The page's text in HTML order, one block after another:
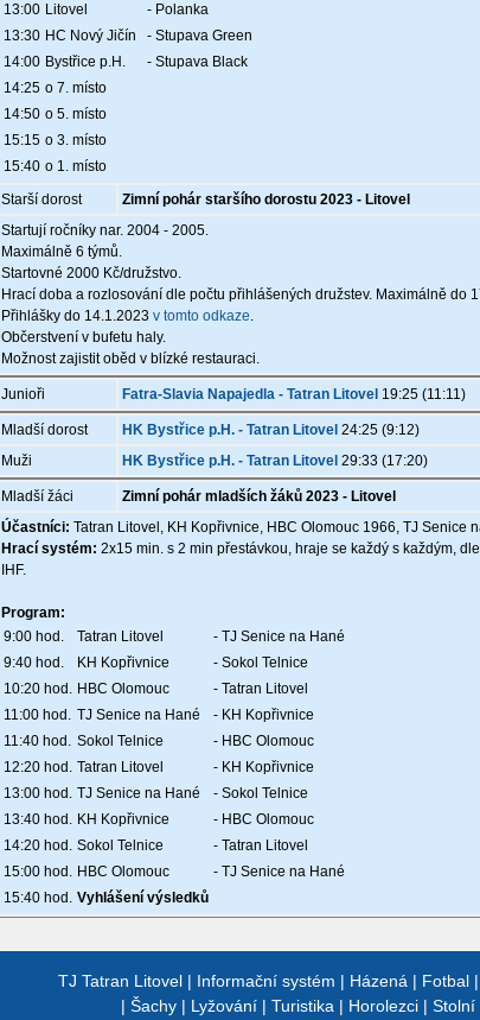
13:00 Litovel
- Polanka
13:30 HC Nový Jičín
- Stupava Green
14:00 Bystřice p.H.
- Stupava Black
14:25 o 7. místo
14:50 o 5. místo
15:15 o 3. místo
15:40 o 1. místo
Starší dorost
Zimní pohár staršího dorostu 2023 - Litovel
Startují ročníky nar. 2004 - 2005.
Maximálně 6 týmů.
Startovné 2000 Kč/družstvo.
Hrací doba a rozlosování dle počtu přihlášených družstev. Maximálně do
Přihlášky do 14.1.2023v tomto odkaze.
Občerstvení v bufetu haly.
Možnost zajistit oběd v blízké restauraci.
Junioři Fatra-Slavia Napajedla - Tatran Litovel 19:25 (11:11)
Mladší dorost HK Bystřice p.H. - Tatran Litovel 24:25 (9:12)
Muži HK Bystřice p.H. - Tatran Litovel 29:33 (17:20)
Mladší žáci
Zimní pohár mladších žáků 2023 - Litovel
Účastníci: Tatran Litovel, KH Kopřivnice, HBC Olomouc 1966, TJ Senice
Hrací systém: 2x15 min. s 2 min přestávkou, hraje se každý s každým,
IHF.
Program:
9:00 hod.
Tatran Litovel
- TJ Senice na Hané
9:40 hod.
KH Kopřivnice
- Sokol Telnice
10:20 hod. HBC Olomouc
- Tatran Litovel
11:00 hod. TJ Senice na Hané
- KH Kopřivnice
11:40 hod. Sokol Telnice
- HBC Olomouc
12:20 hod. Tatran Litovel
- KH Kopřivnice
13:00 hod. TJ Senice na Hané
- Sokol Telnice
13:40 hod. KH Kopřivnice
- HBC Olomouc
14:20 hod. Sokol Telnice
- Tatran Litovel
15:00 hod. HBC Olomouc
- TJ Senice na Hané
15:40 hod. Vyhlášení výsledků
TJ Tatran Litovel | Informační systém | Házená | Fotbal |
| Šachy | Lyžování | Turistika | Horolezci | Stolní